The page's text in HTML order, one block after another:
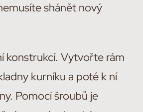
shánět nový
konstrukcí. Vytvořte rám
kurníku a poté k ní
Pomocí šroubů je